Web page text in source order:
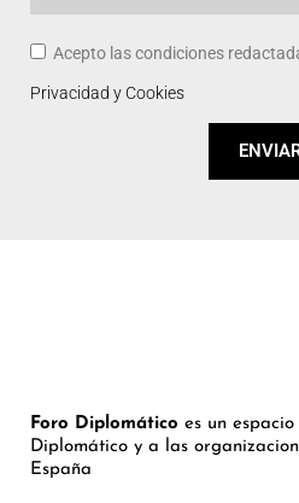
Acepto las condiciones
Privacidad y Cookies
Foro Diplomático es un
Diplomático y a las
España